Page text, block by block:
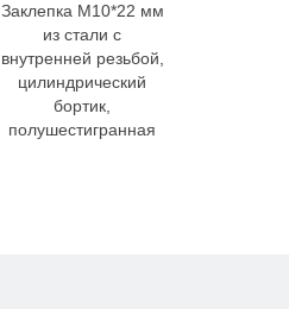
Заклепка M10*22 мм
из стали с
внутренней резьбой,
цилиндрический
бортик,
полушестигранная